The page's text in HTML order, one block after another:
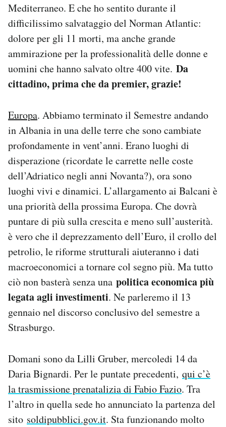
Mediterraneo. E che ho sentito durante il
difficilissimo salvataggio del Norman Atlantic:
dolore per gli 11 morti, ma anche grande
ammirazione per la professionalità delle donne e
uomini che hanno salvato oltre 400 vite. Da
cittadino, prima che da premier, grazie!
Europa. Abbiamo terminato il Semestre andando
in Albania in una delle terre che sono cambiate
profondamente in vent’anni. Erano luoghi di
disperazione (ricordate le carrette nelle coste
dell’Adriatico negli anni Novanta?), ora sono
luoghi vivi e dinamici. L’allargamento ai Balcani è
una priorità della prossima Europa. Che dovrà
puntare di più sulla crescita e meno sull’austerità.
è vero che il deprezzamento dell’Euro, il crollo del
petrolio, le riforme strutturali aiuteranno i dati
macroeconomici a tornare col segno più. Ma tutto
ciò non basterà senza una politica economica più
legata agli investimenti. Ne parleremo il 13
gennaio nel discorso conclusivo del semestre a
Strasburgo.
Domani sono da Lilli Gruber, mercoledi 14 da
Daria Bignardi. Per le puntate precedenti, qui c’è
la trasmissione prenatalizia di Fabio Fazio. Tra
l’altro in quella sede ho annunciato la partenza del
sito soldipubblici.gov.it. Sta funzionando molto